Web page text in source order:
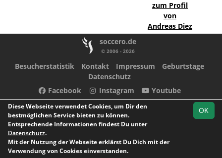
zum Profil
von
Andreas Diez
soccero.de
© 2006 - 2026
Besucherstatistik Kontakt Impressum
Geburtstage
Datenschutz
Facebook
Instagram Youtube
OK
Diese Webseite verwendet Cookies, um Dir den
bestmöglichen Service bieten zu können.
Entsprechende Informationen findest Du unter
Datenschutz.
Mit der Nutzung der Webseite erklärst Du Dich mit der
Verwendung von Cookies einverstanden.